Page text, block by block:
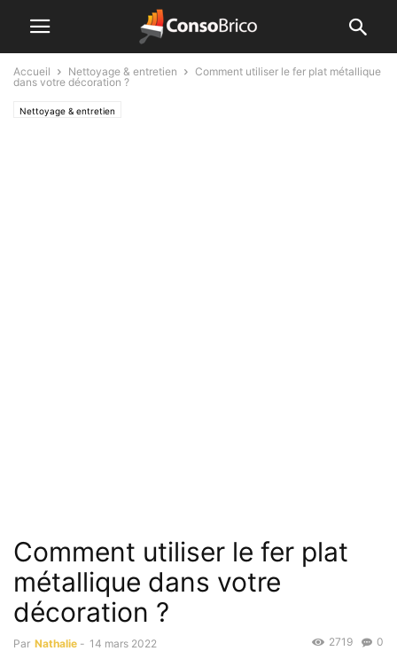
Accueil Nettoyage & entretien
Comment utiliser le fer plat métallique
dans votre décoration ?
Nettoyage & entretien
Comment utiliser le fer plat
métallique dans votre
décoration ?
Par Nathalie - 14 mars 2022 0
2719